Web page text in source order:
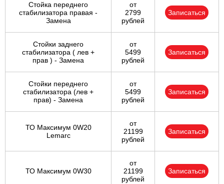
Стойка переднего
стабилизатора правая -
Замена
от
2799
рублей
Записаться
Стойки заднего
стабилизатора ( лев +
прав ) - Замена
от
5499
рублей
Записаться
Стойки переднего
стабилизатора (лев +
прав) - Замена
от
5499
рублей
Записаться
ТО Максимум 0W20
Lemarc
от
21199
рублей
Записаться
ТО Максимум 0W30
от
21199
рублей
Записаться